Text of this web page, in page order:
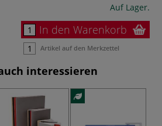
Auf Lager.
In den Warenkorb
Artikel auf den Merkzettel
interessieren